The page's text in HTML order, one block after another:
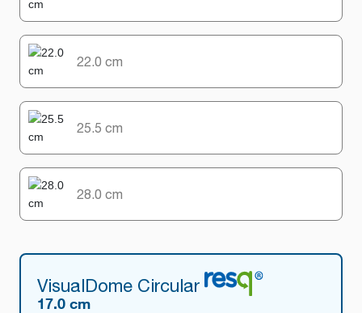
22.0 cm
25.5 cm
28.0 cm
VisualDome Circular
17.0 cm